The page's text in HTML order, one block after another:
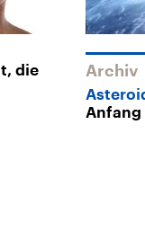
die
Archiv
Anfang